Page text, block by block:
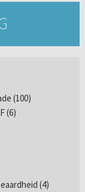
(100)
(6)
(4)